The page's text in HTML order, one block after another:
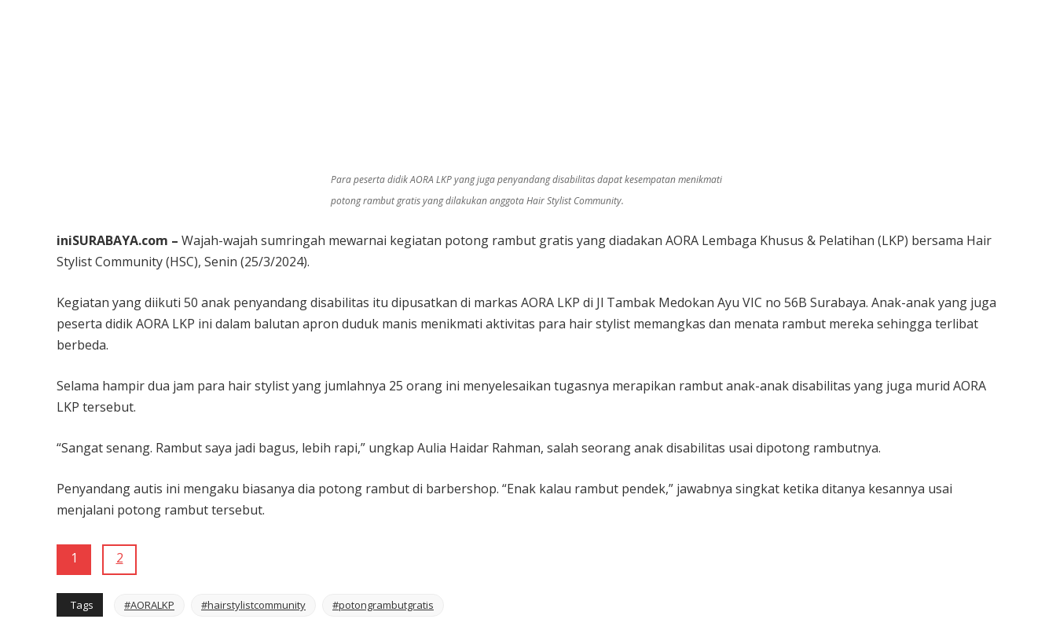
Para peserta didik AORA LKP yang juga penyandang disabilitas dapat kesempatan menikmati
potong rambut gratis yang dilakukan anggota Hair Stylist Community.
iniSURABAYA.com – Wajah-wajah sumringah mewarnai kegiatan potong rambut gratis yang diadakan AORA Lembaga Khusus & Pelatihan (LKP) bersama Hair
Stylist Community (HSC), Senin (25/3/2024).
Kegiatan yang diikuti 50 anak penyandang disabilitas itu dipusatkan di markas AORA LKP di Jl Tambak Medokan Ayu VIC no 56B Surabaya. Anak-anak yang juga
peserta didik AORA LKP ini dalam balutan apron duduk manis menikmati aktivitas para hair stylist memangkas dan menata rambut mereka sehingga terlibat
berbeda.
Selama hampir dua jam para hair stylist yang jumlahnya 25 orang ini menyelesaikan tugasnya merapikan rambut anak-anak disabilitas yang juga murid AORA
LKP tersebut.
“Sangat senang. Rambut saya jadi bagus, lebih rapi,” ungkap Aulia Haidar Rahman, salah seorang anak disabilitas usai dipotong rambutnya.
Penyandang autis ini mengaku biasanya dia potong rambut di barbershop. “Enak kalau rambut pendek,” jawabnya singkat ketika ditanya kesannya usai
menjalani potong rambut tersebut.
1 2
Tags #AORALKP #hairstylistcommunity #potongrambutgratis